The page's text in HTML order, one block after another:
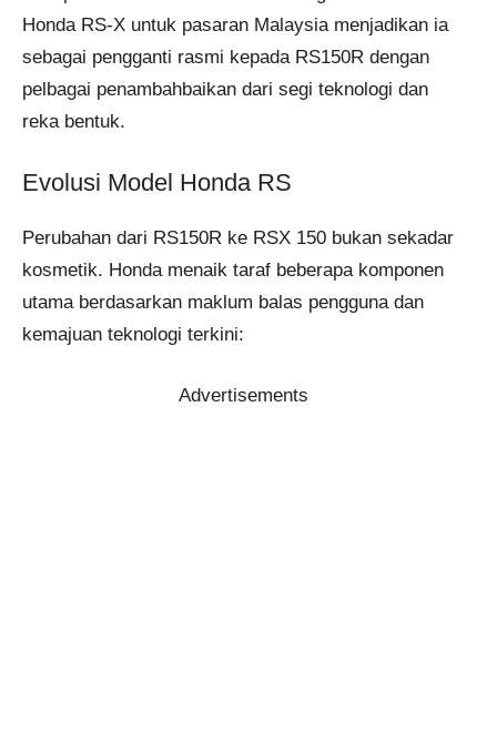
Honda RS-X untuk pasaran Malaysia menjadikan ia
sebagai pengganti rasmi kepada RS150R dengan
pelbagai penambahbaikan dari segi teknologi dan
reka bentuk.
Evolusi Model Honda RS
Perubahan dari RS150R ke RSX 150 bukan sekadar
kosmetik. Honda menaik taraf beberapa komponen
utama berdasarkan maklum balas pengguna dan
kemajuan teknologi terkini:
Advertisements